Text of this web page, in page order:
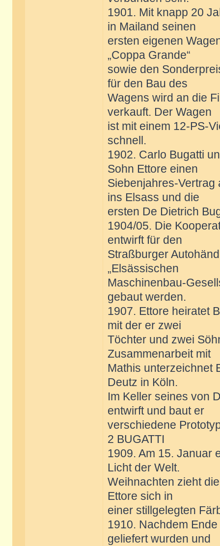
1901. Mit knapp 20
in Mailand seinen
ersten eigenen
„Coppa Grande“
sowie den
für den Bau des
Wagens wird an die
verkauft. Der Wagen
ist mit einem 12-PS-
schnell.
1902. Carlo Bugatti
Sohn Ettore einen
Siebenjahres-Vertrag
ins Elsass und die
ersten De Dietrich
1904/05. Die
entwirft für den
Straßburger
„Elsässischen
Maschinenbau-
gebaut werden.
1907. Ettore heiratet
mit der er zwei
Töchter und zwei
Zusammenarbeit mit
Mathis unterzeichnet
Deutz in Köln.
Im Keller seines von
entwirft und baut er
verschiedene
2 BUGATTI
1909. Am 15. Januar
Licht der Welt.
Weihnachten zieht
Ettore sich in
einer stillgelegten
1910. Nachdem
geliefert wurden und